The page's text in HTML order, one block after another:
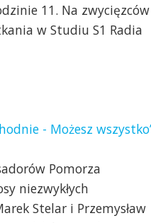
11. Na zwycięzców
w Studiu S1 Radia
- Możesz
Pomorza
niezwykłych
Stelar i Przemysław